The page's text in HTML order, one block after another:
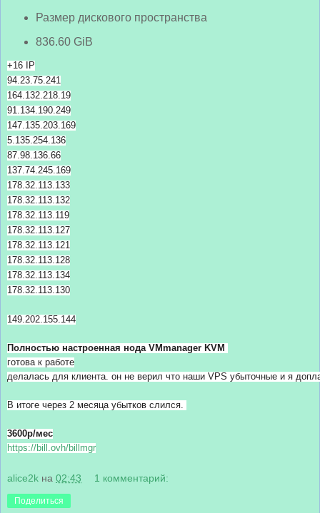
Размер дискового пространства
836.60 GiB
+16 IP
94.23.75.241
164.132.218.19
91.134.190.249
147.135.203.169
5.135.254.136
87.98.136.66
137.74.245.169
178.32.113.133
178.32.113.132
178.32.113.119
178.32.113.127
178.32.113.121
178.32.113.128
178.32.113.134
178.32.113.130
149.202.155.144
Полностью настроенная нода VMmanager KVM
готова к работе
делалась для клиента. он не верил что наши VPS убыточные и я
В итоге через 2 месяца убытков слился.
3600р/мес
https://bill.ovh/billmgr
alice2k на 02:43 1 комментарий:
Поделиться